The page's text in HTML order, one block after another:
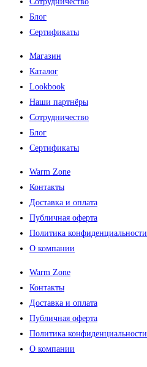
Блог
Сертификаты
Магазин
Каталог
Lookbook
Наши партнёры
Сотрудничество
Блог
Сертификаты
Warm Zone
Контакты
Доставка и оплата
Публичная оферта
Политика конфиденциальности
О компании
Warm Zone
Контакты
Доставка и оплата
Публичная оферта
Политика конфиденциальности
О компании